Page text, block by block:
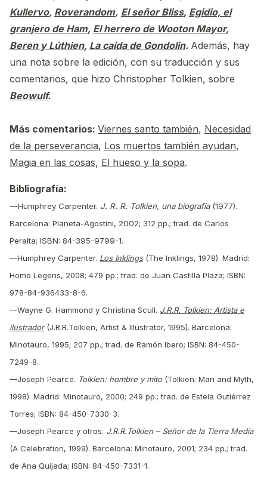
Kullervo, Roverandom, El señor Bliss, Egidio, el
granjero de Ham, El herrero de Wooton Mayor,
Beren y Lúthien, La caída de Gondolin. Además, hay
una nota sobre la edición, con su traducción y sus
comentarios, que hizo Christopher Tolkien, sobre
Beowulf.
Más comentarios: Viernes santo también, Necesidad
de la perseverancia, Los muertos también ayudan,
Magia en las cosas, El hueso y la sopa.
Bibliografía:
—Humphrey Carpenter. J. R. R. Tolkien, una biografía(1977).
Barcelona: Planeta-Agostini, 2002; 312 pp.; trad. de Carlos
Peralta; ISBN: 84-395-9799-1.
—Humphrey Carpenter. Los Inklings(The Inklings, 1978). Madrid:
Homo Legens, 2008; 479 pp.; trad. de Juan Castilla Plaza; ISBN:
978-84-936433-8-6.
—Wayne G. Hammond y Christina Scull. J.R.R. Tolkien: Artista e
ilustrador (J.R.R.Tolkien, Artist & Illustrator, 1995). Barcelona:
Minotauro, 1995; 207 pp.; trad. de Ramón Ibero; ISBN: 84-450-
7249-8.
—Joseph Pearce. Tolkien: hombre y mito(Tolkien: Man and Myth,
1998). Madrid: Minotauro, 2000; 249 pp.; trad. de Estela Gutiérrez
Torres; ISBN: 84-450-7330-3.
—Joseph Pearce y otros. J.R.R.Tolkien – Señor de la Tierra Media
(A Celebration, 1999). Barcelona: Minotauro, 2001; 234 pp.; trad.
de Ana Quijada; ISBN: 84-450-7331-1.